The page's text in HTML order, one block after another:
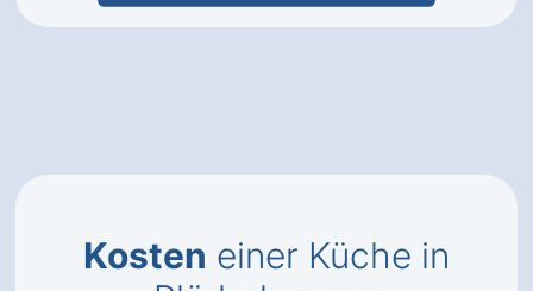
Kosten einer Küche in